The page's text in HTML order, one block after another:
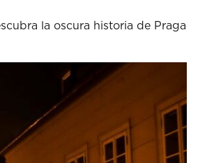
la oscura historia de Praga